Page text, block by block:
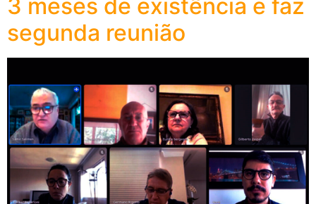
3 meses de existência e faz
segunda reunião